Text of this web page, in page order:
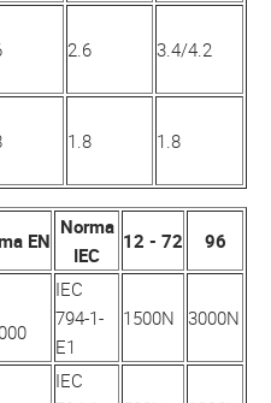
2.6 3.4/4.2
1.8 1.8
EN
Norma
IEC
12 - 72 96
IEC
794-1-
E1
1500N 3000N
IEC